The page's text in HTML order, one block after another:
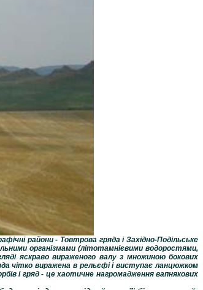
райони - Товтрова гряда і Західно-Подільське
організмами (літотамнієвими водоростями,
яскраво вираженого валу з множиною бокових
чітко виражена в рельєфі і виступає ланцюжком
і гряд - це хаотичне нагромадження вапнякових